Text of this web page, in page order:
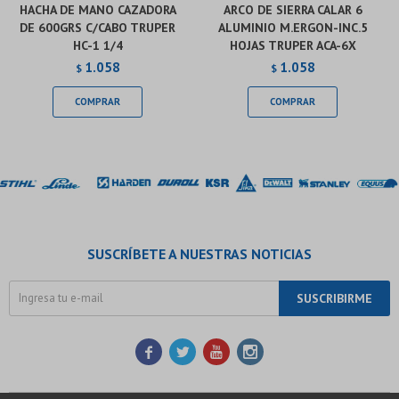
HACHA DE MANO CAZADORA
DE 600GRS C/CABO TRUPER
HC-1 1/4
$ 1.058
ARCO DE SIERRA CALAR 6
ALUMINIO M.ERGON-INC.5
HOJAS TRUPER ACA-6X
$ 1.058
SUSCRÍBETE A NUESTRAS NOTICIAS
SUSCRIBIRME
   